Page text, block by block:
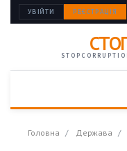
УВІЙТИ РЕЄСТРАЦІЯ
Головна Держава